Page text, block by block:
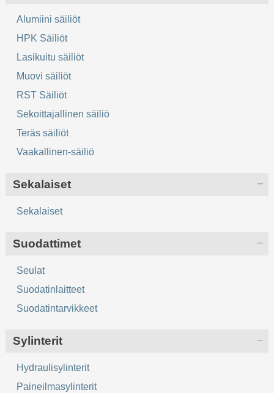
Alumiini säiliöt
HPK Säiliöt
Lasikuitu säiliöt
Muovi säiliöt
RST Säiliöt
Sekoittajallinen säiliö
Teräs säiliöt
Vaakallinen-säiliö
Sekalaiset
Sekalaiset
Suodattimet
Seulat
Suodatinlaitteet
Suodatintarvikkeet
Sylinterit
Hydraulisylinterit
Paineilmasylinterit